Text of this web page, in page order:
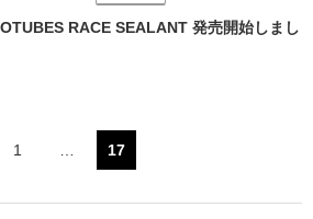
RACE SEALANT 発売開始しまし
1 17